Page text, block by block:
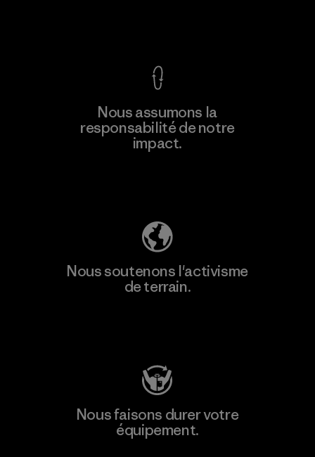
Nous assumons la
responsabilité de notre
impact.
Nous soutenons l'activisme
de terrain.
Nous faisons durer votre
équipement.